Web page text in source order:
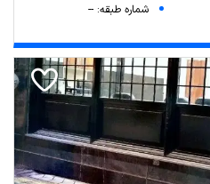
شماره طبقه: --